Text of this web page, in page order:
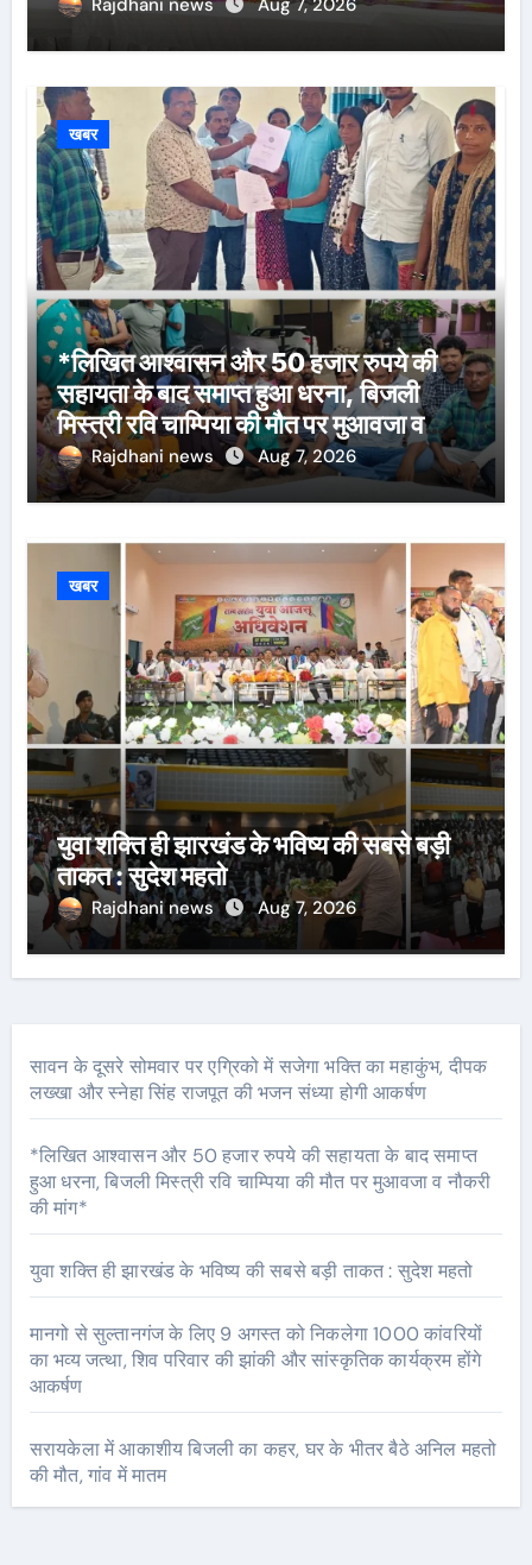
Rajdhani news Aug 7, 2026
खबर
*लिखित आश्वासन और 50 हजार रुपये की
सहायता के बाद समाप्त हुआ धरना, बिजली
मिस्त्री रवि चाम्पिया की मौत पर मुआवजा व
नौकरी की मांग*
Rajdhani news Aug 7, 2026
खबर
युवा शक्ति ही झारखंड के भविष्य की सबसे बड़ी
ताकत : सुदेश महतो
Rajdhani news Aug 7, 2026
सावन के दूसरे सोमवार पर एग्रिको में सजेगा भक्ति का महाकुंभ, दीपक
लख्खा और स्नेहा सिंह राजपूत की भजन संध्या होगी आकर्षण
*लिखित आश्वासन और 50 हजार रुपये की सहायता के बाद समाप्त
हुआ धरना, बिजली मिस्त्री रवि चाम्पिया की मौत पर मुआवजा व नौकरी
की मांग*
युवा शक्ति ही झारखंड के भविष्य की सबसे बड़ी ताकत : सुदेश महतो
मानगो से सुल्तानगंज के लिए 9 अगस्त को निकलेगा 1000 कांवरियों
का भव्य जत्था, शिव परिवार की झांकी और सांस्कृतिक कार्यक्रम होंगे
आकर्षण
सरायकेला में आकाशीय बिजली का कहर, घर के भीतर बैठे अनिल महतो
की मौत, गांव में मातम